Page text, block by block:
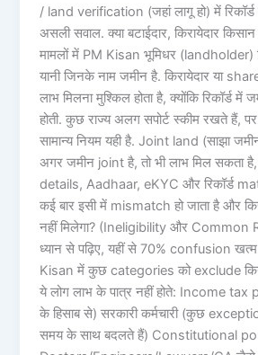
/ land verification (जहां लागू हो) में
असली सवाल. क्या बटाईदार, किरायेदार किसान
मामलों में PM Kisan भूमिधर (landholder)
यानी जिनके नाम जमीन है. किरायेदार या
लाभ मिलना मुश्किल होता है, क्योंकि रिकॉर्ड में
होती. कुछ राज्य अलग सपोर्ट स्कीम रखते हैं,
सामान्य नियम यही है. Joint land (साझा
अगर जमीन joint है, तो भी लाभ मिल सकता
details, Aadhaar, eKYC और रिकॉर्ड
कई बार इसी में mismatch हो जाता है और
नहीं मिलेगा? (Ineligibility और Common
ध्यान से पढ़िए, यहीं से 70% confusion खत्म
Kisan में कुछ categories को exclude
ये लोग लाभ के पात्र नहीं होते: Income tax
के हिसाब से) सरकारी कर्मचारी (कुछ
समय के साथ बदलते हैं) Constitutional